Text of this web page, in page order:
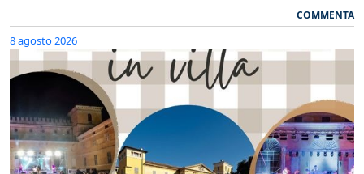
COMMENTA
8 agosto 2026